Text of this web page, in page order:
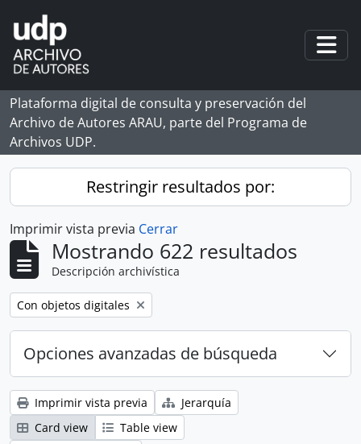
Skip to main content
Plataforma digital de consulta y preservación del
Archivo de Autores ARAU, parte del Programa de
Archivos UDP.
Restringir resultados por:
Imprimir vista previa Cerrar
Mostrando 622 resultados
Descripción archivística
Remove filter:
Con objetos digitales
Opciones avanzadas de búsqueda
Imprimir vista previa
Jerarquía
Card view
Table view